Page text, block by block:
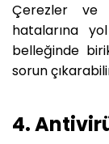
Çerezler ve
hatalarına
belleğinde
sorun
4.